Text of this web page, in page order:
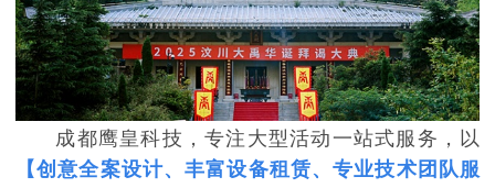
成都鹰皇科技，专注大型活动一站式服务，以
【创意全案设计、丰富设备租赁、专业技术团队服